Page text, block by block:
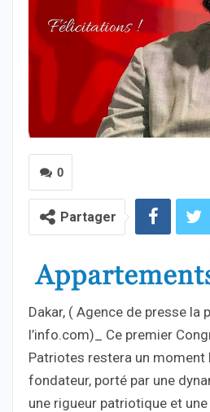
0
Partager
Dakar, ( Agence de presse la
l’info.com)_ Ce premier
Patriotes restera un
fondateur, porté par une
une rigueur patriotique et